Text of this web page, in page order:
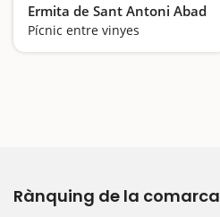
Ermita de Sant Antoni Abad
Pícnic entre vinyes
Rànquing de la comarca